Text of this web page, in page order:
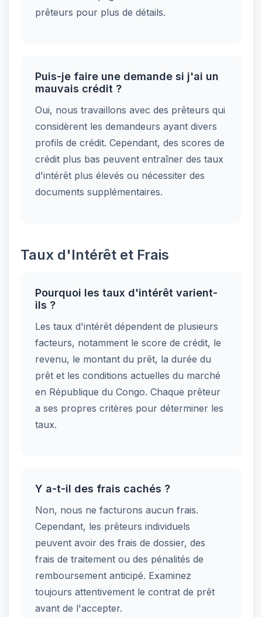
prêteurs pour plus de détails.
Puis-je faire une demande si j'ai un
mauvais crédit ?
Oui, nous travaillons avec des prêteurs qui
considèrent les demandeurs ayant divers
profils de crédit. Cependant, des scores de
crédit plus bas peuvent entraîner des taux
d'intérêt plus élevés ou nécessiter des
documents supplémentaires.
Taux d'Intérêt et Frais
Pourquoi les taux d'intérêt varient-
ils ?
Les taux d'intérêt dépendent de plusieurs
facteurs, notamment le score de crédit, le
revenu, le montant du prêt, la durée du
prêt et les conditions actuelles du marché
en République du Congo. Chaque prêteur
a ses propres critères pour déterminer les
taux.
Y a-t-il des frais cachés ?
Non, nous ne facturons aucun frais.
Cependant, les prêteurs individuels
peuvent avoir des frais de dossier, des
frais de traitement ou des pénalités de
remboursement anticipé. Examinez
toujours attentivement le contrat de prêt
avant de l'accepter.